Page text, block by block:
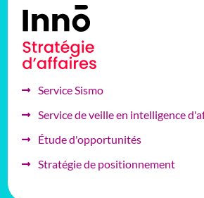
Service Sismo
Service de veille en intelligence
Étude d'opportunités
Stratégie de positionnement